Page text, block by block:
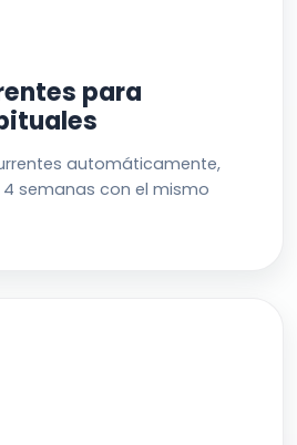
para
automáticamente,
semanas con el mismo